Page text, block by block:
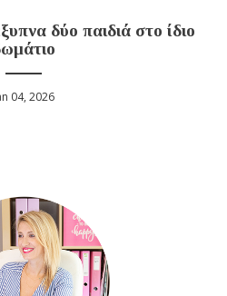
δύο παιδιά στο ίδιο
04, 2026